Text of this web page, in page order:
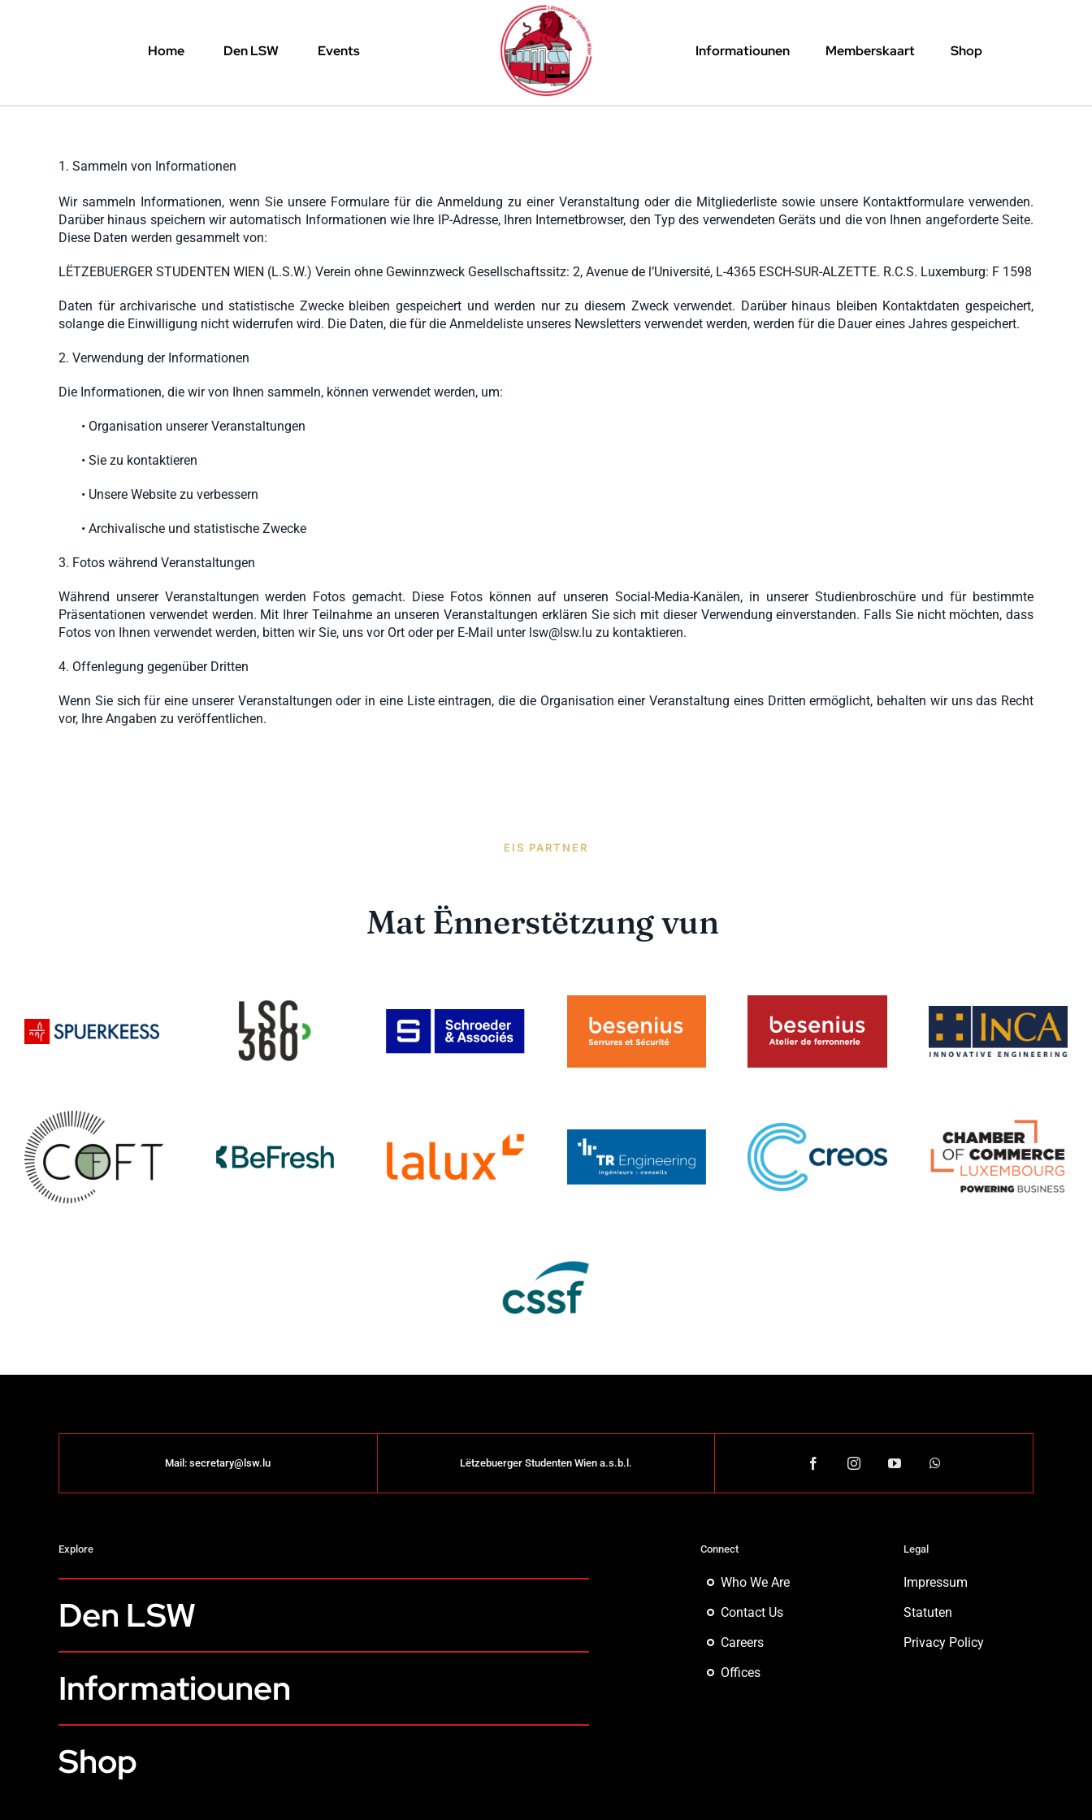
Home Den LSW Events Informatiounen Memberskaart Shop
1. Sammeln von Informationen
Wir sammeln Informationen, wenn Sie unsere Formulare für die Anmeldung zu einer Veranstaltung oder die Mitgliederliste sowie unsere Kontaktformulare verwenden.
Darüber hinaus speichern wir automatisch Informationen wie Ihre IP-Adresse, Ihren Internetbrowser, den Typ des verwendeten Geräts und die von Ihnen angeforderte Seite.
Diese Daten werden gesammelt von:
LËTZEBUERGER STUDENTEN WIEN (L.S.W.) Verein ohne Gewinnzweck Gesellschaftssitz: 2, Avenue de l’Université, L-4365 ESCH-SUR-ALZETTE. R.C.S. Luxemburg: F 1598
Daten für archivarische und statistische Zwecke bleiben gespeichert und werden nur zu diesem Zweck verwendet. Darüber hinaus bleiben Kontaktdaten gespeichert,
solange die Einwilligung nicht widerrufen wird. Die Daten, die für die Anmeldeliste unseres Newsletters verwendet werden, werden für die Dauer eines Jahres gespeichert.
2. Verwendung der Informationen
Die Informationen, die wir von Ihnen sammeln, können verwendet werden, um:
• Organisation unserer Veranstaltungen
• Sie zu kontaktieren
• Unsere Website zu verbessern
• Archivalische und statistische Zwecke
3. Fotos während Veranstaltungen
Während unserer Veranstaltungen werden Fotos gemacht. Diese Fotos können auf unseren Social-Media-Kanälen, in unserer Studienbroschüre und für bestimmte
Präsentationen verwendet werden. Mit Ihrer Teilnahme an unseren Veranstaltungen erklären Sie sich mit dieser Verwendung einverstanden. Falls Sie nicht möchten, dass
Fotos von Ihnen verwendet werden, bitten wir Sie, uns vor Ort oder per E-Mail unter lsw@lsw.lu zu kontaktieren.
4. Offenlegung gegenüber Dritten
Wenn Sie sich für eine unserer Veranstaltungen oder in eine Liste eintragen, die die Organisation einer Veranstaltung eines Dritten ermöglicht, behalten wir uns das Recht
vor, Ihre Angaben zu veröffentlichen.
EIS PARTNER
Mat Ënnerstëtzung vun
Mail:secretary@lsw.lu Lëtzebuerger Studenten Wien a.s.b.l.
Explore
Den LSW
Informatiounen
Shop
Connect
Who We Are
Contact Us
Careers
Offices
Legal
Impressum
Statuten
Privacy Policy